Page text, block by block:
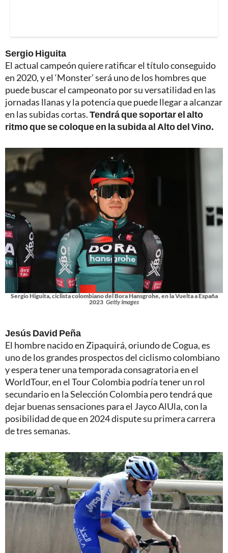
Sergio Higuita
El actual campeón quiere ratificar el título conseguido
en 2020, y el ‘Monster’ será uno de los hombres que
puede buscar el campeonato por su versatilidad en las
jornadas llanas y la potencia que puede llegar a alcanzar
en las subidas cortas.Tendrá que soportar el alto
ritmo que se coloque en la subida al Alto del Vino.
Sergio Higuita, ciclista colombiano del Bora Hansgrohe, en la Vuelta a España
2023 Getty Images
Jesús David Peña
El hombre nacido en Zipaquirá, oriundo de Cogua, es
uno de los grandes prospectos del ciclismo colombiano
y espera tener una temporada consagratoria en el
WorldTour, en el Tour Colombia podría tener un rol
secundario en la Selección Colombia pero tendrá que
dejar buenas sensaciones para el Jayco AlUla, con la
posibilidad de que en 2024 dispute su primera carrera
de tres semanas.